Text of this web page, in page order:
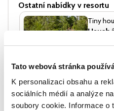
Tato webová stránka
K personalizaci obsahu a
sociálních médií a analýze
soubory cookie. Informace o
Ostatní nabídky v resortu
Tiny
Vybavení
Sauna